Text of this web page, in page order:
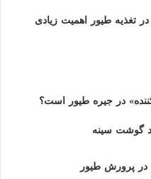
تغذیه طیور اهمیت زیادی
در جیره طیور است؟
گوشت سینه
در پرورش طیور